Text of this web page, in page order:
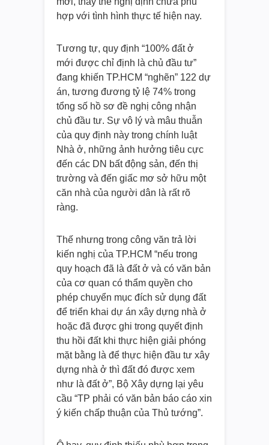
hợp với tình hình thực tế hiện nay.
Tương tự, quy định “100% đất ở
mới được chỉ định là chủ đầu tư”
đang khiến TP.HCM “nghẽn” 122 dự
án, tương đương tỷ lệ 74% trong
tổng số hồ sơ đề nghị công nhận
chủ đầu tư. Sự vô lý và mâu thuẫn
của quy định này trong chính luật
Nhà ở, những ảnh hưởng tiêu cực
đến các DN bất động sản, đến thị
trường và đến giấc mơ sở hữu một
căn nhà của người dân là rất rõ
ràng.
Thế nhưng trong công văn trả lời
kiến nghị của TP.HCM “nếu trong
quy hoạch đã là đất ở và có văn bản
của cơ quan có thẩm quyền cho
phép chuyển mục đích sử dụng đất
để triển khai dự án xây dựng nhà ở
hoặc đã được ghi trong quyết định
thu hồi đất khi thực hiện giải phóng
mặt bằng là để thực hiện đầu tư xây
dựng nhà ở thì đất đó được xem
như là đất ở”, Bộ Xây dựng lại yêu
cầu “TP phải có văn bản báo cáo xin
ý kiến chấp thuận của Thủ tướng”.